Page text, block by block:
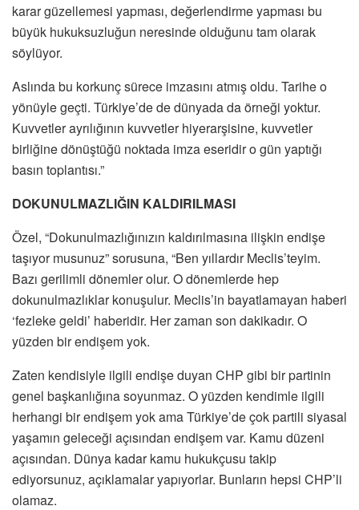
karar güzellemesi yapması, değerlendirme yapması bu
büyük hukuksuzluğun neresinde olduğunu tam olarak
söylüyor.
Aslında bu korkunç sürece imzasını atmış oldu. Tarihe o
yönüyle geçti. Türkiye’de de dünyada da örneği yoktur.
Kuvvetler ayrılığının kuvvetler hiyerarşisine, kuvvetler
birliğine dönüştüğü noktada imza eseridir o gün yaptığı
basın toplantısı.”
DOKUNULMAZLIĞIN KALDIRILMASI
Özel, “Dokunulmazlığınızın kaldırılmasına ilişkin endişe
taşıyor musunuz” sorusuna, “Ben yıllardır Meclis’teyim.
Bazı gerilimli dönemler olur. O dönemlerde hep
dokunulmazlıklar konuşulur. Meclis’in bayatlamayan haberi
‘fezleke geldi’ haberidir. Her zaman son dakikadır. O
yüzden bir endişem yok.
Zaten kendisiyle ilgili endişe duyan CHP gibi bir partinin
genel başkanlığına soyunmaz. O yüzden kendimle ilgili
herhangi bir endişem yok ama Türkiye’de çok partili siyasal
yaşamın geleceği açısından endişem var. Kamu düzeni
açısından. Dünya kadar kamu hukukçusu takip
ediyorsunuz, açıklamalar yapıyorlar. Bunların hepsi CHP’li
olamaz.